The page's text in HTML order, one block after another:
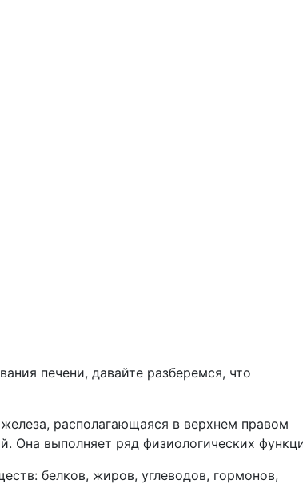
печени, давайте разберемся, что
располагающаяся в верхнем правом
Она выполняет ряд физиологических
белков, жиров, углеводов, гормонов,